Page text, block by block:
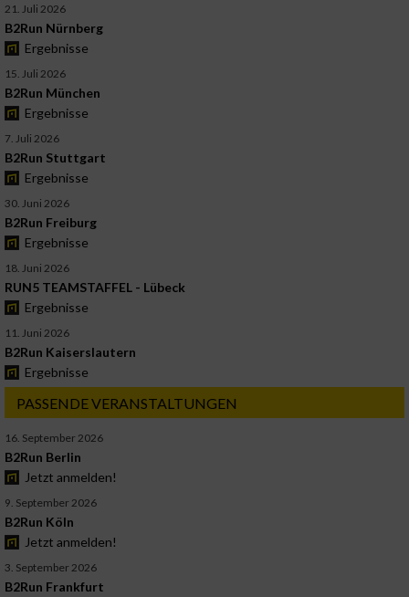
21. Juli 2026
B2Run Nürnberg
Ergebnisse
15. Juli 2026
B2Run München
Ergebnisse
7. Juli 2026
B2Run Stuttgart
Ergebnisse
30. Juni 2026
B2Run Freiburg
Ergebnisse
18. Juni 2026
RUN5 TEAMSTAFFEL - Lübeck
Ergebnisse
11. Juni 2026
B2Run Kaiserslautern
Ergebnisse
PASSENDE VERANSTALTUNGEN
16. September 2026
B2Run Berlin
Jetzt anmelden!
9. September 2026
B2Run Köln
Jetzt anmelden!
3. September 2026
B2Run Frankfurt